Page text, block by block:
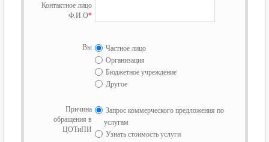
Контактное лицо
Ф.И.О*
Вы
Частное лицо
Организация
Бюджетное учреждение
Другое
Причина
обращения в
ЦОТиПИ
Запрос коммерческого предложения по
услугам
Узнать стоимость услуги